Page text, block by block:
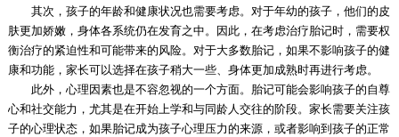
其次，孩子的年龄和健康状况也需要考虑。对于年幼的孩子，他们的皮
肤更加娇嫩，身体各系统仍在发育之中。因此，在考虑治疗胎记时，需要权
衡治疗的紧迫性和可能带来的风险。对于大多数胎记，如果不影响孩子的健
康和功能，家长可以选择在孩子稍大一些、身体更加成熟时再进行考虑。
此外，心理因素也是不容忽视的一个方面。胎记可能会影响孩子的自尊
心和社交能力，尤其是在开始上学和与同龄人交往的阶段。家长需要关注孩
子的心理状态，如果胎记成为孩子心理压力的来源，或者影响到孩子的正常